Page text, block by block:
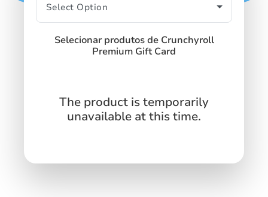
Selecionar produtos de Crunchyroll
Premium Gift Card
The product is temporarily
unavailable at this time.